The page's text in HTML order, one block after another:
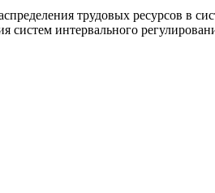
трудовых ресурсов в
систем интервального